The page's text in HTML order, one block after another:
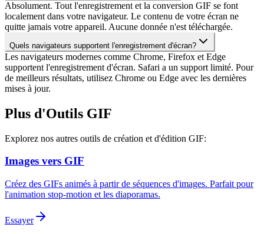
Absolument. Tout l'enregistrement et la conversion GIF se font
localement dans votre navigateur. Le contenu de votre écran ne
quitte jamais votre appareil. Aucune donnée n'est téléchargée.
Quels navigateurs supportent l'enregistrement d'écran?
Les navigateurs modernes comme Chrome, Firefox et Edge
supportent l'enregistrement d'écran. Safari a un support limité. Pour
de meilleurs résultats, utilisez Chrome ou Edge avec les dernières
mises à jour.
Plus d'Outils GIF
Explorez nos autres outils de création et d'édition GIF:
Images vers GIF
Créez des GIFs animés à partir de séquences d'images. Parfait pour
l'animation stop-motion et les diaporamas.
Essayer